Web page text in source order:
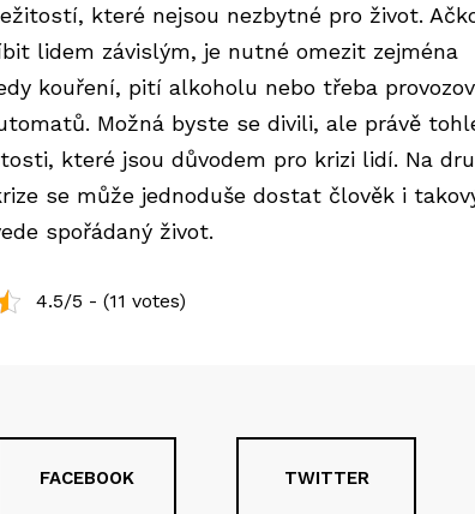
které nejsou nezbytné pro život.
lidem závislým, je nutné omezit zejména
kouření, pití alkoholu nebo třeba
Možná byste se divili, ale právě
které jsou důvodem pro krizi lidí. Na
se může jednoduše dostat člověk i
spořádaný život.
4.5/5 - (11 votes)
FACEBOOK TWITTER